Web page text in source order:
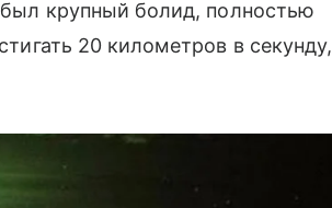
крупный болид, полностью
20 километров в секунду,